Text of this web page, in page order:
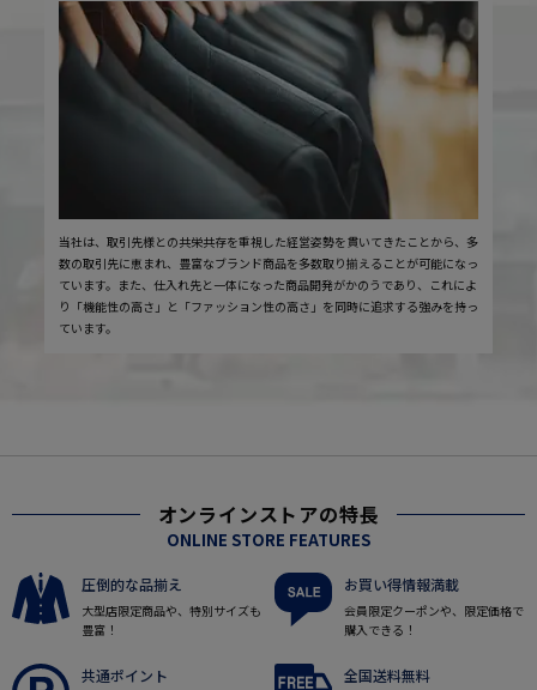
当社は、取引先様との共栄共存を重視した経営姿勢を貫いてきたことから、多
数の取引先に恵まれ、豊富なブランド商品を多数取り揃えることが可能になっ
ています。また、仕入れ先と一体になった商品開発がかのうであり、これによ
り「機能性の高さ」と「ファッション性の高さ」を同時に追求する強みを持っ
ています。
オンラインストアの特長
ONLINE STORE FEATURES
圧倒的な品揃え
大型店限定商品や、特別サイズも
豊富！
お買い得情報満載
会員限定クーポンや、限定価格で
購入できる！
共通ポイント 全国送料無料